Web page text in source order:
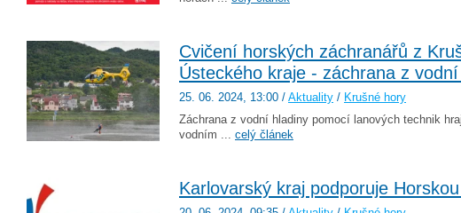
Cvičení horských záchranářů z
Ústeckého kraje - záchrana z
25. 06. 2024, 13:00 / Aktuality / Krušné hory
Záchrana z vodní hladiny pomocí lanových technik
vodním ... celý článek
Karlovarský kraj podporuje